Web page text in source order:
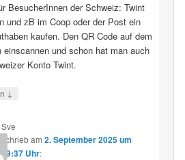
BesucherInnen der Schweiz: Twint
und zB im Coop oder der Post ein
kaufen. Den QR Code auf dem
einscannen und schon hat man auch
Konto Twint.
↓
Sve
schriebam 2. September 2025 um
19:37 Uhr: